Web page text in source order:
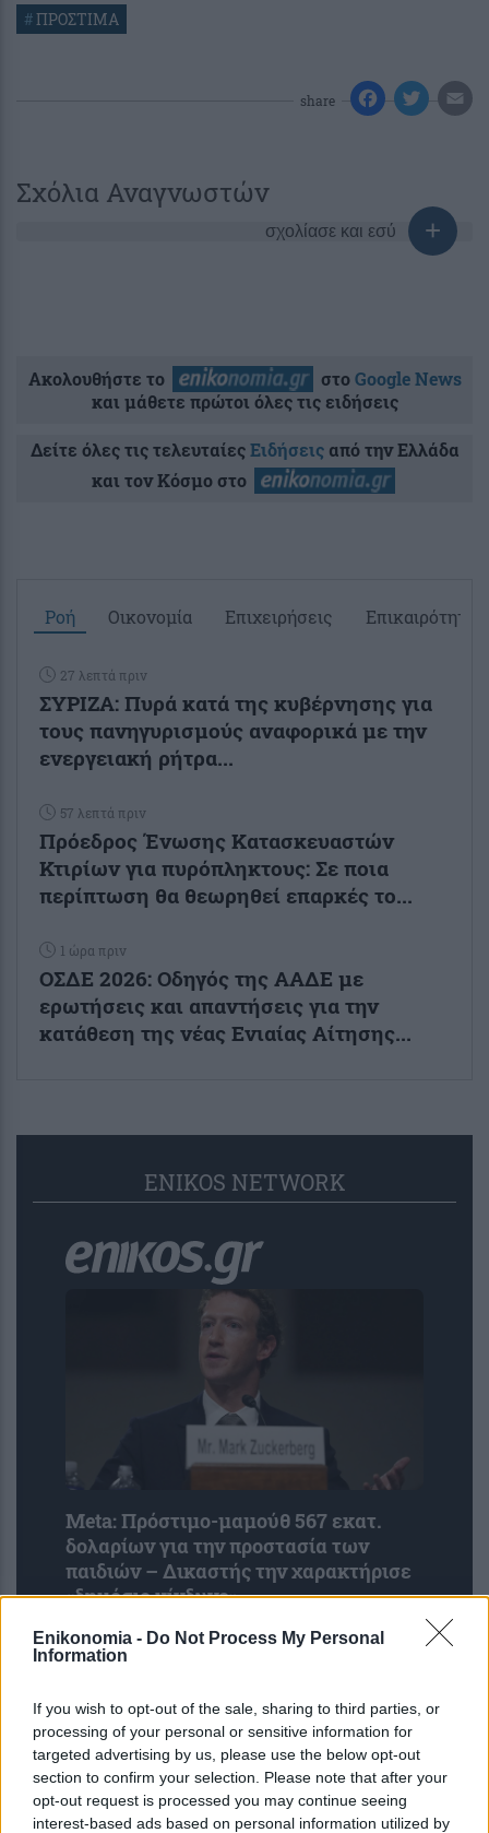
Enikonomia - Do Not Process My Personal
Information
If you wish to opt-out of the sale, sharing to third parties, or
processing of your personal or sensitive information for
targeted advertising by us, please use the below opt-out
section to confirm your selection. Please note that after your
opt-out request is processed you may continue seeing
interest-based ads based on personal information utilized by
#ΠΡΟΣΤΙΜΑ
share
Σχόλια Αναγνωστών
σχολίασε και εσύ
Ακολουθήστε το στοGoogle News
και μάθετε πρώτοι όλες τις ειδήσεις
Δείτε όλες τις τελευταίεςΕιδήσειςαπό την Ελλάδα
και τον Κόσμο στο
Ροή Οικονομία Επιχειρήσεις Επικαιρότητα
27 λεπτά πριν
ΣΥΡΙΖΑ: Πυρά κατά της κυβέρνησης για
τους πανηγυρισμούς αναφορικά με την
ενεργειακή ρήτρα...
57 λεπτά πριν
Πρόεδρος Ένωσης Κατασκευαστών
Κτιρίων για πυρόπληκτους: Σε ποια
περίπτωση θα θεωρηθεί επαρκές το...
1 ώρα πριν
ΟΣΔΕ 2026: Οδηγός της ΑΑΔΕ με
ερωτήσεις και απαντήσεις για την
κατάθεση της νέας Ενιαίας Αίτησης...
ENIKOS NETWORK
Meta: Πρόστιμο-μαμούθ 567 εκατ.
δολαρίων για την προστασία των
παιδιών – Δικαστής την χαρακτήρισε
«δημόσιο κίνδυνο»